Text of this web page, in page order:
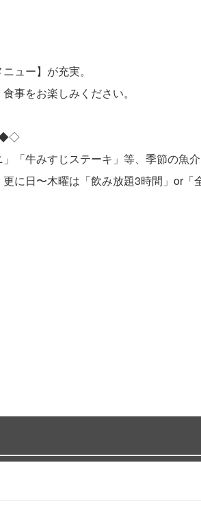
ュー】が充実。
事をお楽しみください。
「牛みすじステーキ」等、季節の魚
に日〜木曜は「飲み放題3時間」or